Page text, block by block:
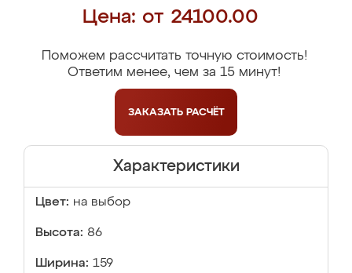
Цена: от 24100.00
Поможем рассчитать точную стоимость!
Ответим менее, чем за 15 минут!
ЗАКАЗАТЬ РАСЧЁТ
Характеристики
Цвет: на выбор
Высота: 86
Ширина: 159